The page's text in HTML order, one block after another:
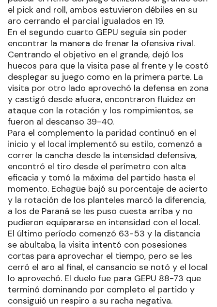
el pick and roll, ambos estuvieron débiles en su
aro cerrando el parcial igualados en 19.
En el segundo cuarto GEPU seguía sin poder
encontrar la manera de frenar la ofensiva rival.
Centrando el objetivo en el grande, dejó los
huecos para que la visita pase al frente y le costó
desplegar su juego como en la primera parte. La
visita por otro lado aprovechó la defensa en zona
y castigó desde afuera, encontraron fluidez en
ataque con la rotación y los rompimientos, se
fueron al descanso 39-40.
Para el complemento la paridad continuó en el
inicio y el local implementó su estilo, comenzó a
correr la cancha desde la intensidad defensiva,
encontró el tiro desde el perímetro con alta
eficacia y tomó la máxima del partido hasta el
momento. Echagüe bajó su porcentaje de acierto
y la rotación de los planteles marcó la diferencia,
a los de Paraná se les puso cuesta arriba y no
pudieron equipararse en intensidad con el local.
El último período comenzó 63-53 y la distancia
se abultaba, la visita intentó con posesiones
cortas para aprovechar el tiempo, pero se les
cerró el aro al final, el cansancio se notó y el local
lo aprovechó. El duelo fue para GEPU 88-73 que
terminó dominando por completo el partido y
consiguió un respiro a su racha negativa.